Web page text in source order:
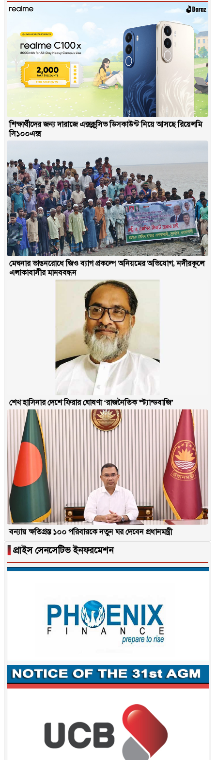
শিক্ষার্থীদের জন্য দারাজে এক্সক্লুসিভ ডিসকাউন্ট নিয়ে আসছে রিয়েলমি
সি১০০এক্স
মেঘনার ভাঙনরোধে জিও ব্যাগ প্রকল্পে অনিয়মের অভিযোগ, নদীরকূলে
এলাকাবাসীর মানববন্ধন
শেখ হাসিনার দেশে ফিরার ঘোষণা ‘রাজনৈতিক স্ট্যান্ডবাজি’
বন্যায় ক্ষতিগ্রস্ত ১০০ পরিবারকে নতুন ঘর দেবেন প্রধানমন্ত্রী
▐ প্রাইস সেনসেটিভ ইনফরমেশন